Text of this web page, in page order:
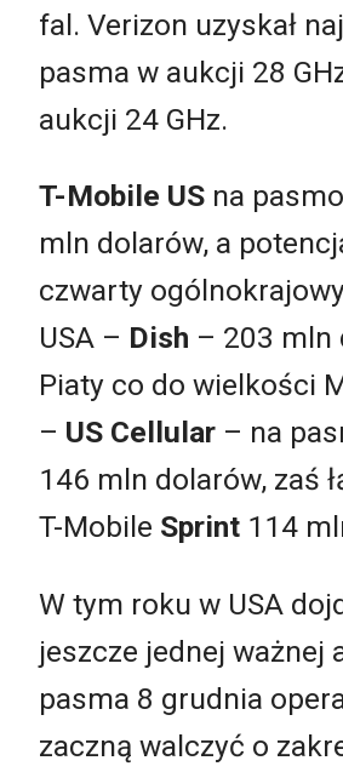
fal. Verizon uzyskał
pasma w aukcji 28
aukcji 24 GHz.
T-Mobile US na
mln dolarów, a
czwarty
USA – Dish – 203 mln
Piaty co do wielkości
– US Cellular – na
146 mln dolarów, zaś
T-Mobile Sprint 114
W tym roku w USA
jeszcze jednej ważnej
pasma 8 grudnia
zaczną walczyć o